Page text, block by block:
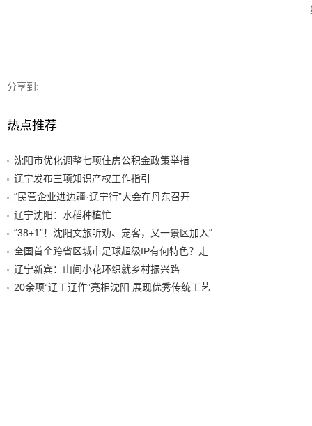
分享到:
热点推荐
沈阳市优化调整七项住房公积金政策举措
辽宁发布三项知识产权工作指引
“民营企业进边疆·辽宁行”大会在丹东召开
辽宁沈阳：水稻种植忙
辽宁新宾：山间小花环织就乡村振兴路
20余项“辽工辽作”亮相沈阳 展现优秀传统工艺